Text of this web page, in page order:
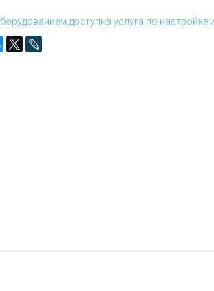
доступна услуга по настройке